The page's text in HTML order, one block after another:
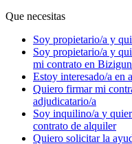
Que necesitas
Soy propietario/a y
Soy propietario/a y
mi contrato en
Estoy interesado/a en
Quiero firmar mi
adjudicatario/a
Soy inquilino/a y
contrato de alquiler
Quiero solicitar la